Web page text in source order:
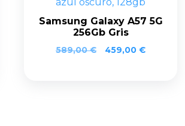
Samsung Galaxy A57 5G
256Gb Gris
589,00€
El
459,00 €El